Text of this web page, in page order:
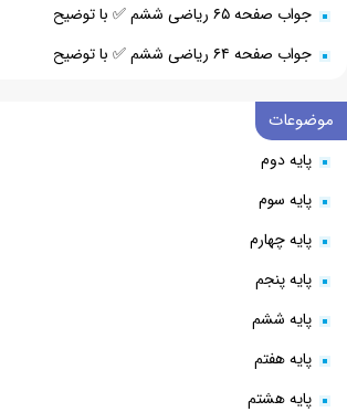
جواب صفحه ۶۵ ریاضی ششم ✅ با توضیح
جواب صفحه ۶۴ ریاضی ششم ✅ با توضیح
موضوعات
پایه دوم
پایه سوم
پایه چهارم
پایه پنجم
پایه ششم
پایه هفتم
پایه هشتم